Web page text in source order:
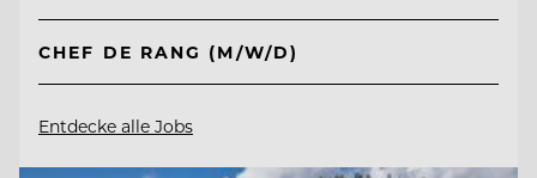
CHEF DE RANG (M/W/D)
Entdecke alle Jobs